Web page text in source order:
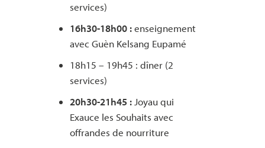
services)
16h30-18h00 :enseignement
avec Guèn Kelsang Eupamé
18h15 – 19h45 : dîner (2
services)
20h30-21h45 :Joyau qui
Exauce les Souhaits avec
offrandes de nourriture